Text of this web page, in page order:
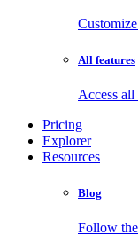
All features
Access all
Pricing
Explorer
Resources
Blog
Follow